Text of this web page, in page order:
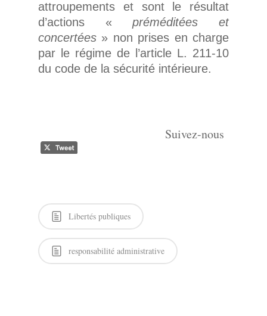
attroupements et sont le résultat
d’actions «préméditées et
concertées » non prises en charge
par le régime de l’article L. 211-10
du code de la sécurité intérieure.
Suivez-nous
Libertés publiques
responsabilité administrative